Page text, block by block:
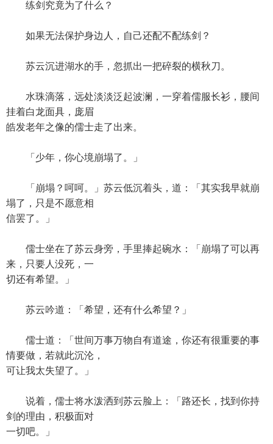
练剑究竟为了什么？
如果无法保护身边人，自己还配不配练剑？
苏云沉进湖水的手，忽抓出一把碎裂的横秋刀。
水珠滴落，远处淡淡泛起波澜，一穿着儒服长衫，腰间
挂着白龙面具，庞眉
皓发老年之像的儒士走了出来。
「少年，你心境崩塌了。」
「崩塌？呵呵。」苏云低沉着头，道：「其实我早就崩
塌了，只是不愿意相
信罢了。」
儒士坐在了苏云身旁，手里捧起碗水：「崩塌了可以再
来，只要人没死，一
切还有希望。」
苏云吟道：「希望，还有什么希望？」
儒士道：「世间万事万物自有道途，你还有很重要的事
情要做，若就此沉沦，
可让我太失望了。」
说着，儒士将水泼洒到苏云脸上：「路还长，找到你持
剑的理由，积极面对
一切吧。」